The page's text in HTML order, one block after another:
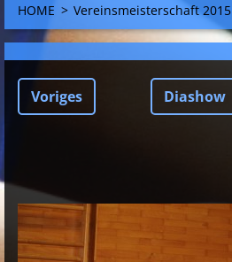
HOME > Vereinsmeisterschaft 2015
Voriges Diashow